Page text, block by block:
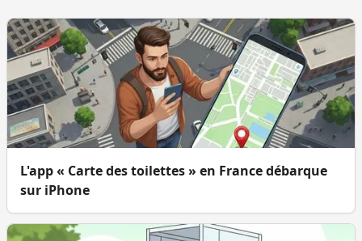
L'app « Carte des toilettes » en France débarque
sur iPhone